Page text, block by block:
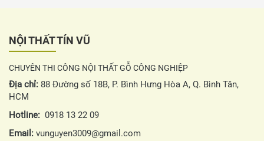
NỘI THẤT TÍN VŨ
CHUYÊN THI CÔNG NỘI THẤT GỖ CÔNG NGHIỆP
Địa chỉ: 88 Đường số 18B, P. Bình Hưng Hòa A, Q. Bình Tân,
HCM
Hotline: 0918 13 22 09
Email: vunguyen3009@gmail.com